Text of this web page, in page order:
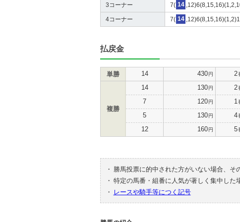
3コーナー 7( 14
4コーナー 7( 14
払戻金
単勝 14 430円 2
複勝
14 130円 2
7 120円 1
5 130円 4
12 160円 5
・ 勝馬投票に的中された方がいない場合、そ
・ 特定の馬番・組番に人気が著しく集中した
・
レースや騎手等につく記号